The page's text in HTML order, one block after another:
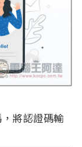
將認證碼輸